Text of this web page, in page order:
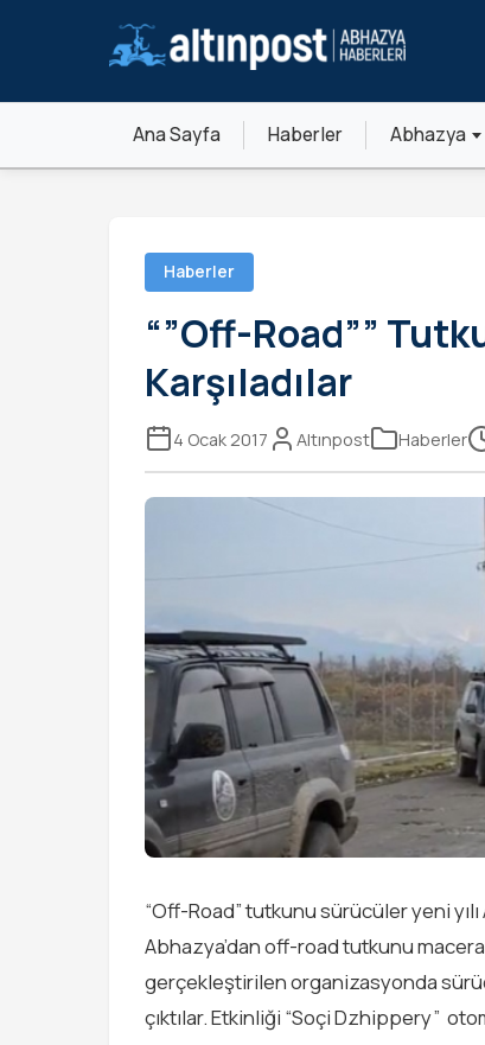
Ana Sayfa Haberler Abhazya
Haberler
“”Off-Road””
Karşıladılar
4 Ocak 2017 Altınpost Haberler
“Off-Road” tutkunu sürücüler yeni
Abhazya’dan off-road tutkunu
gerçekleştirilen organizasyonda
çıktılar. Etkinliği “Soçi Dzhippery”